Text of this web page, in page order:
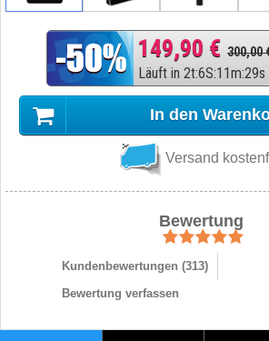
149,90 € 300,00
Läuft in 2t:6S:11m:28s
In den
Versand
Bewertung
Kundenbewertungen (313)
Bewertung verfassen